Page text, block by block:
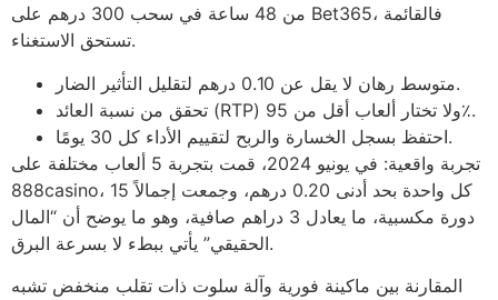
من 48 ساعة في سحب 300 درهم على Bet365، فالقائمة
تستحق الاستغناء.
متوسط رهان لا يقل عن 0.10 درهم لتقليل التأثير الضار.
تحقق من نسبة العائد (RTP) ولا تختار ألعاب أقل من 95٪.
احتفظ بسجل الخسارة والربح لتقييم الأداء كل 30 يومًا.
تجربة واقعية: في يونيو 2024، قمت بتجربة 5 ألعاب مختلفة على
888casino، كل واحدة بحد أدنى 0.20 درهم، وجمعت إجمالاً 15
دورة مكسبية، ما يعادل 3 دراهم صافية، وهو ما يوضح أن “المال
الحقيقي” يأتي ببطء لا بسرعة البرق.
المقارنة بين ماكينة فورية وآلة سلوت ذات تقلب منخفض تشبه